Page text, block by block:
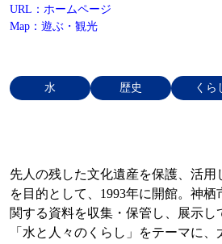
URL：ホームページ
Map：遊ぶ・観光
水 歴史 くら
先人の残した文化遺産を保護、活用
を目的として、1993年に開館。神
関する資料を収集・保管し、展示し
「水と人々のくらし」をテーマに